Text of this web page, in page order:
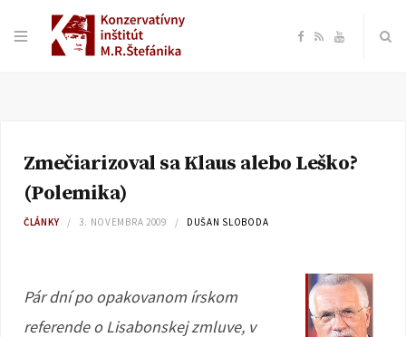
F
e
o
R Y
T
e
Zmečiarizoval sa Klaus alebo Leško?
(Polemika)
ČLÁNKY 3. NOVEMBRA 2009 DUŠAN SLOBODA
Pár dní po opakovanom írskom
referende o Lisabonskej zmluve, v